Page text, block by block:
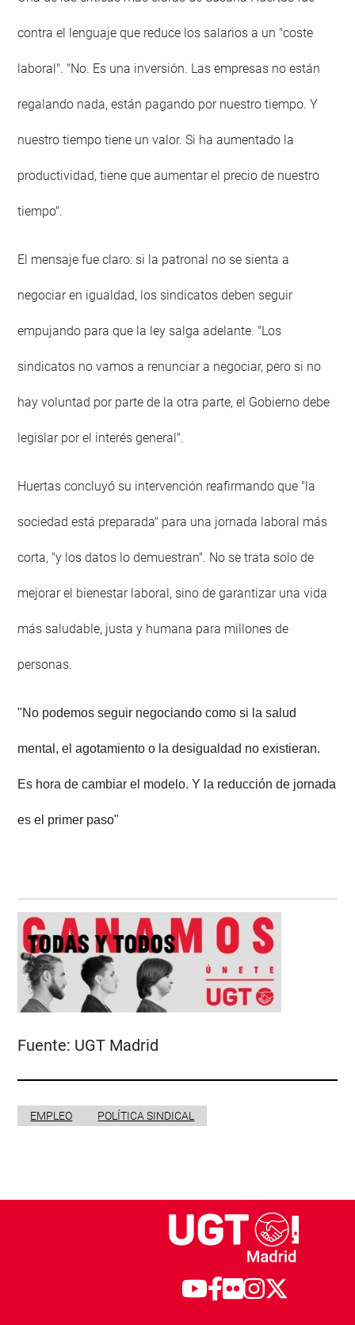
contra el lenguaje que reduce los salarios a un "coste
laboral". "No. Es una inversión. Las empresas no están
regalando nada, están pagando por nuestro tiempo. Y
nuestro tiempo tiene un valor. Si ha aumentado la
productividad, tiene que aumentar el precio de nuestro
tiempo".
El mensaje fue claro: si la patronal no se sienta a
negociar en igualdad, los sindicatos deben seguir
empujando para que la ley salga adelante. "Los
sindicatos no vamos a renunciar a negociar, pero si no
hay voluntad por parte de la otra parte, el Gobierno debe
legislar por el interés general".
Huertas concluyó su intervención reafirmando que "la
sociedad está preparada" para una jornada laboral más
corta, "y los datos lo demuestran". No se trata solo de
mejorar el bienestar laboral, sino de garantizar una vida
más saludable, justa y humana para millones de
personas.
"No podemos seguir negociando como si la salud
mental, el agotamiento o la desigualdad no existieran.
Es hora de cambiar el modelo. Y la reducción de jornada
es el primer paso"
Fuente: UGT Madrid
EMPLEO POLÍTICA SINDICAL